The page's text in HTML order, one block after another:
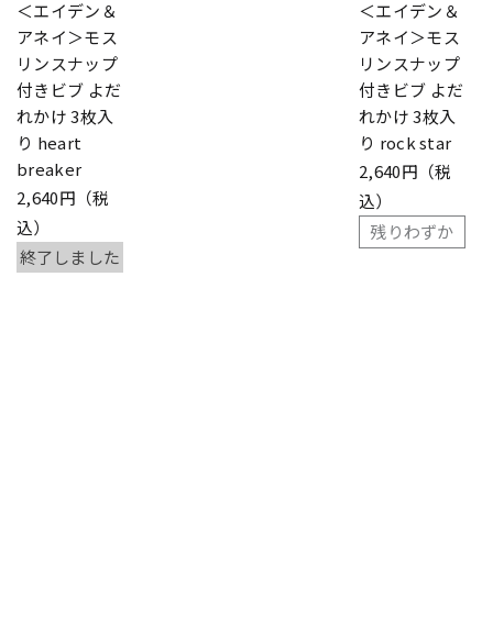
＜エイデン＆
アネイ＞モス
リンスナップ
付きビブ よだ
れかけ 3枚入
り heart
breaker
2,640円（税
込）
終了しました
＜エイデン＆
アネイ＞モス
リンスナップ
付きビブ よだ
れかけ 3枚入
り rock star
2,640円（税
込）
残りわずか